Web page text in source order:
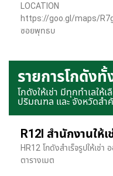
LOCATION
https://goo.gl/maps/
ซอยพุทธบ
รายการโกดัง
โกดังให้เช่า มีทุกทำเลให้
ปริมณฑล และ จังหวัดส
R12I สำนักงานให้
HR12 โกดังสำเร็จรูปให้เช่
ตารางเมต